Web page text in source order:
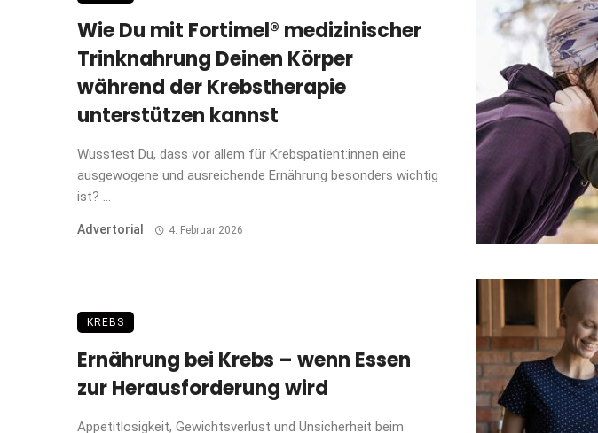
Wie Du mit Fortimel® medizinischer
Trinknahrung Deinen Körper
während der Krebstherapie
unterstützen kannst
Wusstest Du, dass vor allem für Krebspatient:innen eine
ausgewogene und ausreichende Ernährung besonders wichtig
ist? ...
Advertorial 4. Februar 2026
KREBS
Ernährung bei Krebs – wenn Essen
zur Herausforderung wird
Appetitlosigkeit, Gewichtsverlust und Unsicherheit beim